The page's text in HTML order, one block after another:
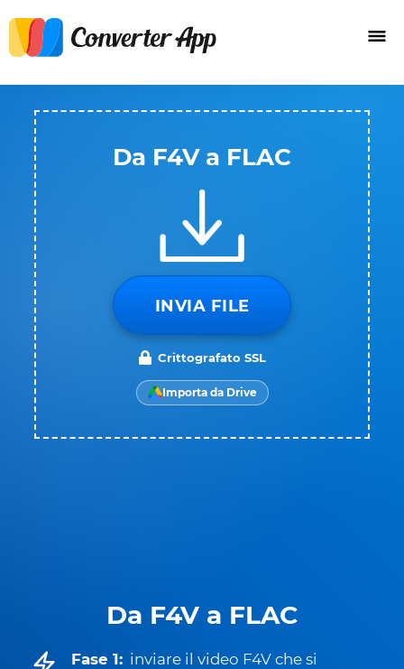
Da F4V a FLAC
Fase 1: inviare il video F4V che si
Da F4V a FLAC
INVIA FILE
Crittografato SSL
Importa da Drive